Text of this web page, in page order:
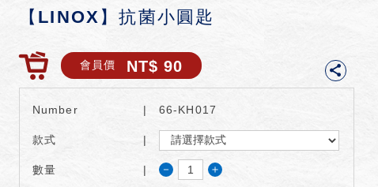
【LINOX】抗菌小圓匙
會員價 NT$ 90
Number 66-KH017
款式
數量 － ＋